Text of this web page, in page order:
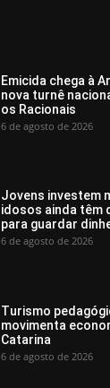
Emicida chega à
nova turnê
os Racionais
6 de agosto de 2026
Jovens investem
idosos ainda têm
para guardar
6 de agosto de 2026
Turismo
movimenta
Catarina
6 de agosto de 2026